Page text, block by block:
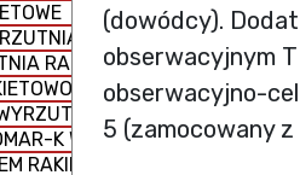
RAKIETOWA
RAKIETOWA
ARTYLERYJSKI M142
RAKIETOWA
K WYRZUTNIA RAKIETOWA
RAKIETOWO-ARTYLERYJSKI
(dowódcy).
obserwacyjnym
obserwacyjno-
5 (zamocowany